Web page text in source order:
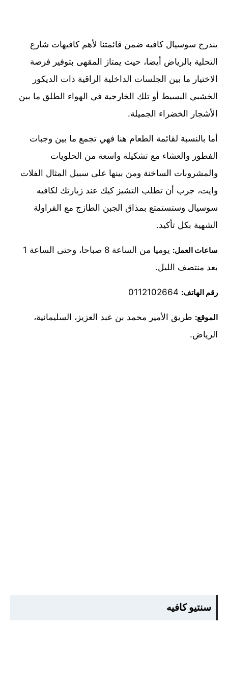
يندرج سوسيال كافيه ضمن قائمتنا لأهم كافيهات شارع
التحلية بالرياض أيضا، حيث يمتاز المقهى بتوفير فرصة
الاختيار ما بين الجلسات الداخلية الراقية ذات الديكور
الخشبي البسيط أو تلك الخارجية في الهواء الطلق ما بين
الأشجار الخضراء الجميلة.
أما بالنسبة لقائمة الطعام هنا فهي تجمع ما بين وجبات
الفطور والعشاء مع تشكيلة واسعة من الحلويات
والمشروبات الساخنة ومن بينها على سبيل المثال الفلات
وايت، جرب أن تطلب التشيز كيك عند زيارتك لكافيه
سوسيال وستستمتع بمذاق الجبن الطازج مع الفراولة
الشهية بكل تأكيد.
ساعات العمل:
يوميا من الساعة 8 صباحا، وحتى الساعة 1
بعد منتصف الليل.
رقم الهاتف:
الموقع: طريق الأمير محمد بن عبد العزيز، السليمانية،
الرياض.
سنتيو كافيه